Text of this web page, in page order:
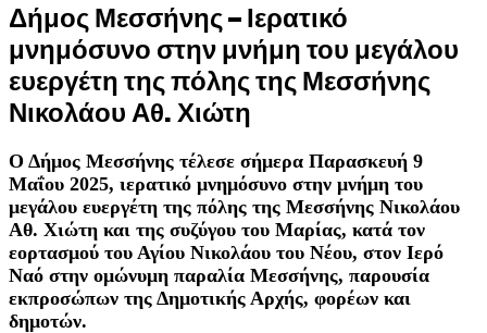
Δήμος Μεσσήνης – Ιερατικό
μνημόσυνο στην μνήμη του μεγάλου
ευεργέτη της πόλης της Μεσσήνης
Νικολάου Αθ. Χιώτη
Ο Δήμος Μεσσήνης τέλεσε σήμερα Παρασκευή 9
Μαΐου 2025, ιερατικό μνημόσυνο στην μνήμη του
μεγάλου ευεργέτη της πόλης της Μεσσήνης Νικολάου
Αθ. Χιώτη και της συζύγου του Μαρίας, κατά τον
εορτασμού του Αγίου Νικολάου του Νέου, στον Ιερό
Ναό στην ομώνυμη παραλία Μεσσήνης, παρουσία
εκπροσώπων της Δημοτικής Αρχής, φορέων και
δημοτών.